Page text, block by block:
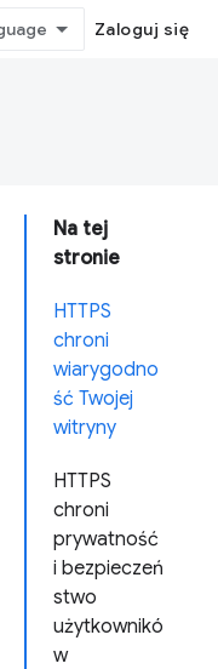
Zaloguj się
Na tej
stronie
HTTPS
chroni
wiarygodno
ść Twojej
witryny
HTTPS
chroni
prywatność
i bezpieczeń
stwo
użytkownikó
w